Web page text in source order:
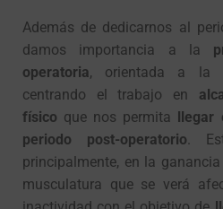
Además de dedicarnos al
damos importancia a la
operatoria, orientada a la
centrando el trabajo en
físico que nos permita llegar
periodo post-operatorio .
principalmente, en la
musculatura que se verá